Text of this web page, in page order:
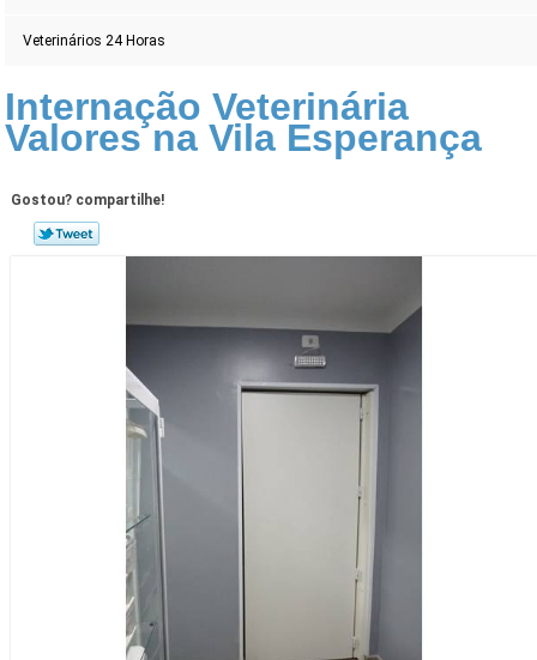
Veterinários 24 Horas
Internação Veterinária
Valores na Vila Esperança
Gostou? compartilhe!